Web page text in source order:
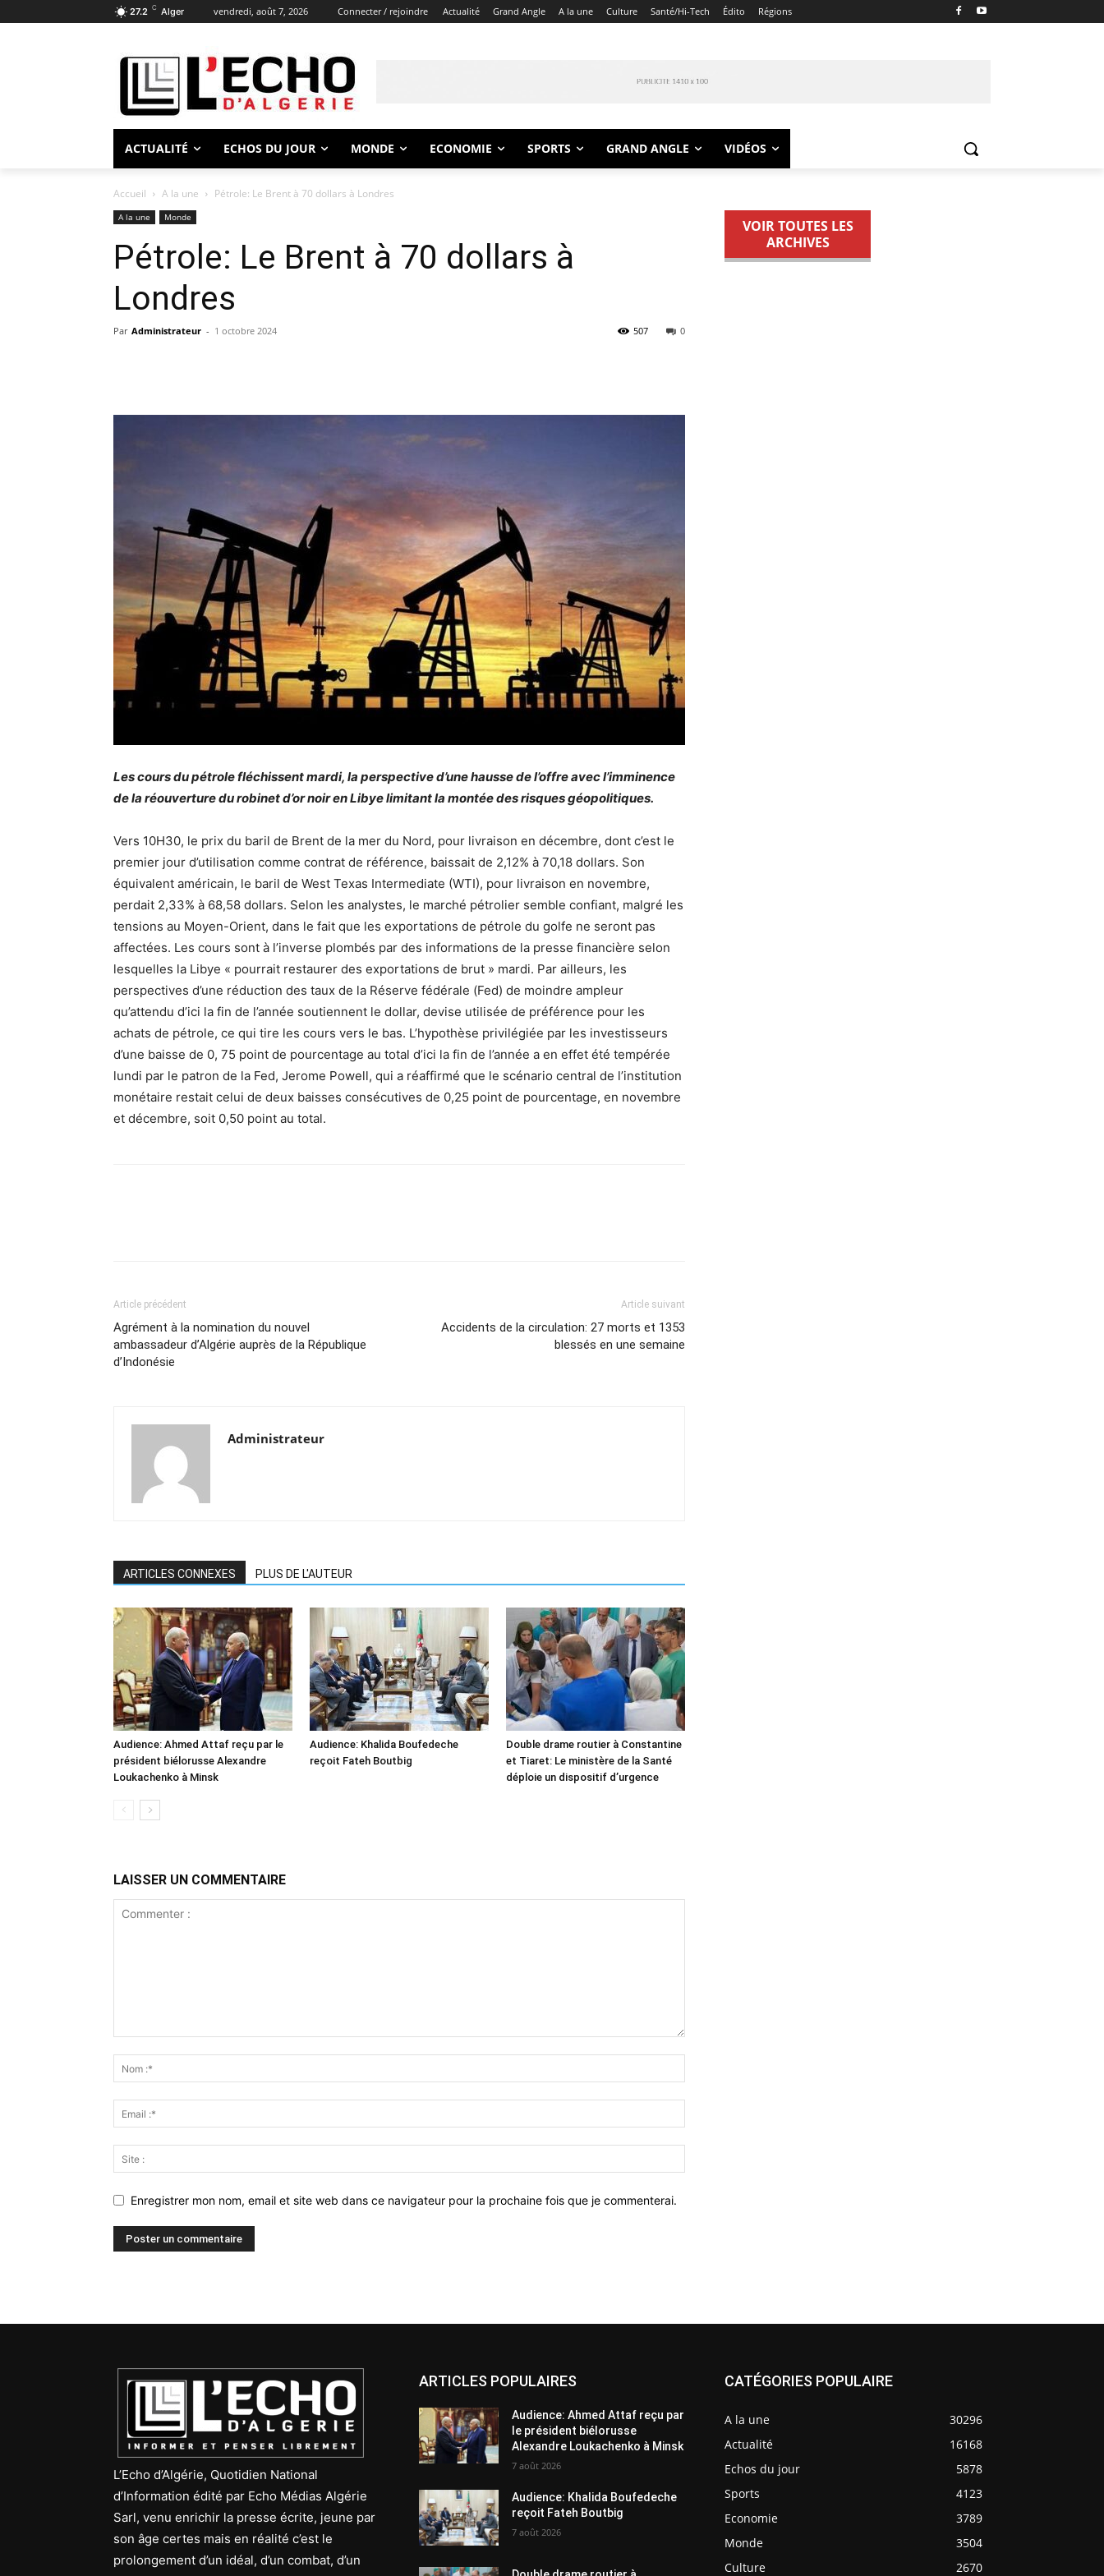
27.2 C Alger vendredi, août 7, 2026 Connecter / rejoindre Actualité Grand Angle A la une Culture Santé/Hi-Tech Édito Régions
ACTUALITÉ ECHOS DU JOUR MONDE ECONOMIE SPORTS GRAND ANGLE VIDÉOS
Accueil A la une Pétrole: Le Brent à 70 dollars à Londres
A la une Monde
Pétrole: Le Brent à 70 dollars à
Londres
Par Administrateur - 1 octobre 2024 0
507
Les cours du pétrole fléchissent mardi, la perspective d’une hausse de l’offre avec l’imminence
de la réouverture du robinet d’or noir en Libye limitant la montée des risques géopolitiques.
Vers 10H30, le prix du baril de Brent de la mer du Nord, pour livraison en décembre, dont c’est le
premier jour d’utilisation comme contrat de référence, baissait de 2,12% à 70,18 dollars. Son
équivalent américain, le baril de West Texas Intermediate (WTI), pour livraison en novembre,
perdait 2,33% à 68,58 dollars. Selon les analystes, le marché pétrolier semble confiant, malgré les
tensions au Moyen-Orient, dans le fait que les exportations de pétrole du golfe ne seront pas
affectées. Les cours sont à l’inverse plombés par des informations de la presse financière selon
lesquelles la Libye « pourrait restaurer des exportations de brut » mardi. Par ailleurs, les
perspectives d’une réduction des taux de la Réserve fédérale (Fed) de moindre ampleur
qu’attendu d’ici la fin de l’année soutiennent le dollar, devise utilisée de préférence pour les
achats de pétrole, ce qui tire les cours vers le bas. L’hypothèse privilégiée par les investisseurs
d’une baisse de 0, 75 point de pourcentage au total d’ici la fin de l’année a en effet été tempérée
lundi par le patron de la Fed, Jerome Powell, qui a réaffirmé que le scénario central de l’institution
monétaire restait celui de deux baisses consécutives de 0,25 point de pourcentage, en novembre
et décembre, soit 0,50 point au total.
Article précédent
Agrément à la nomination du nouvel
ambassadeur d’Algérie auprès de la République
d’Indonésie
Article suivant
Accidents de la circulation: 27 morts et 1353
blessés en une semaine
Administrateur
ARTICLES CONNEXES PLUS DE L'AUTEUR
Audience: Ahmed Attaf reçu par le
président biélorusse Alexandre
Loukachenko à Minsk
Audience: Khalida Boufedeche
reçoit Fateh Boutbig
Double drame routier à Constantine
et Tiaret: Le ministère de la Santé
déploie un dispositif d’urgence
LAISSER UN COMMENTAIRE
Enregistrer mon nom, email et site web dans ce navigateur pour la prochaine fois que je commenterai.
VOIR TOUTES LES
ARCHIVES
L’Echo d’Algérie, Quotidien National
d’Information édité par Echo Médias Algérie
Sarl, venu enrichir la presse écrite, jeune par
son âge certes mais en réalité c’est le
prolongement d’un idéal, d’un combat, d’un
ARTICLES POPULAIRES
Audience: Ahmed Attaf reçu par
le président biélorusse
Alexandre Loukachenko à Minsk
7 août 2026
Audience: Khalida Boufedeche
reçoit Fateh Boutbig
7 août 2026
CATÉGORIES POPULAIRE
A la une
30296
Actualité
16168
Echos du jour
5878
Sports
4123
Economie
3789
Monde
3504
Culture
2670